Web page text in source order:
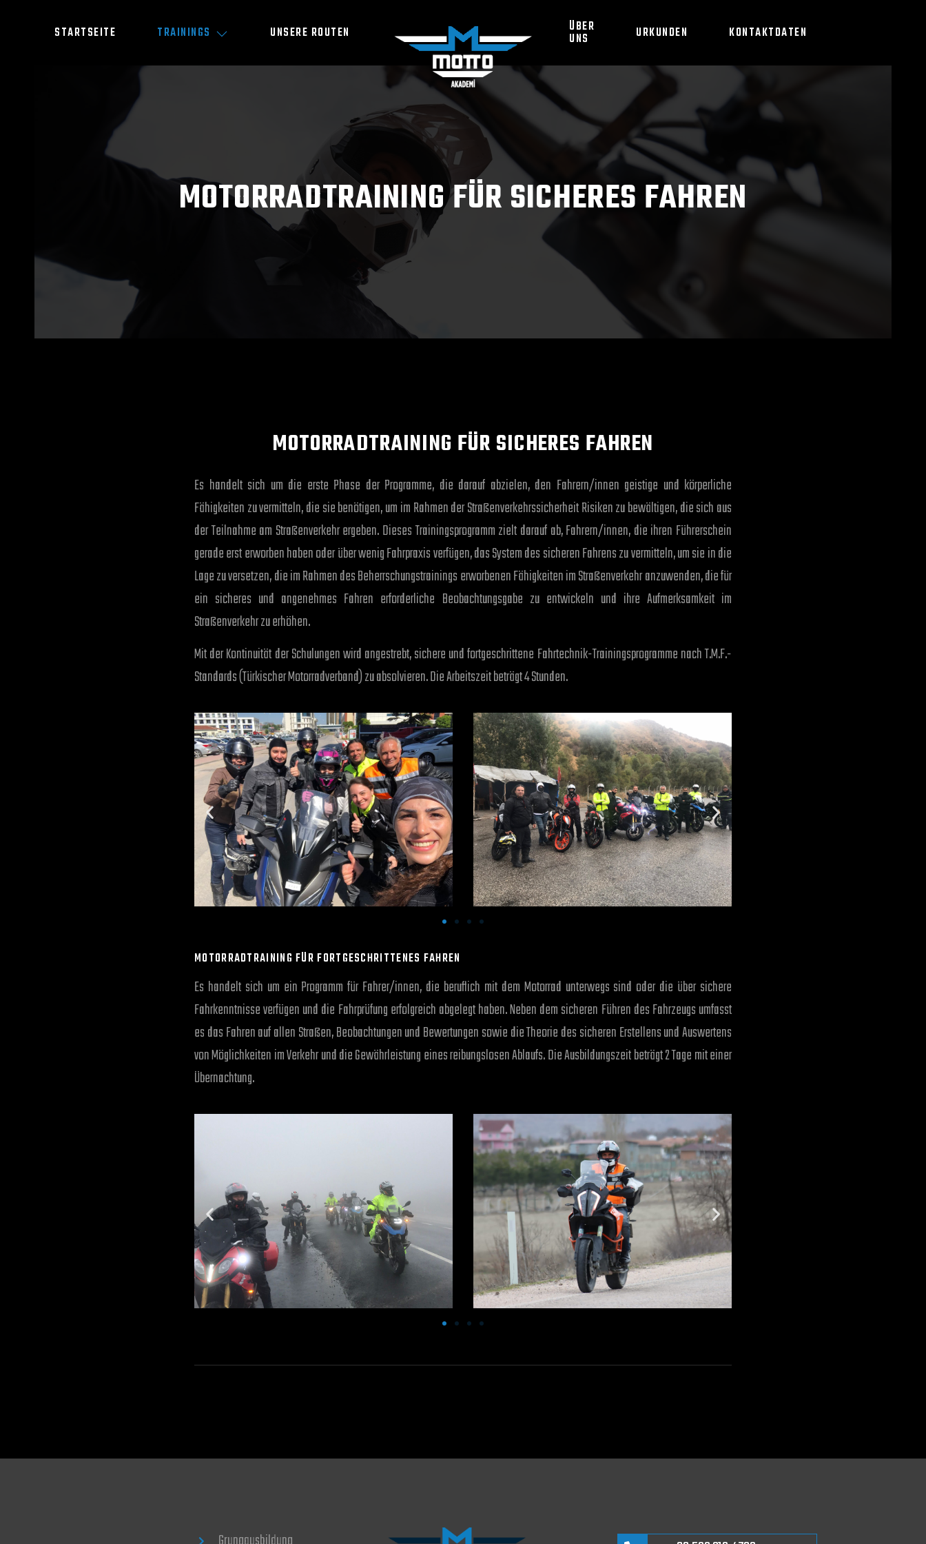
STARTSEITE TRAININGS UNSERE ROUTEN ÜBER
UNS URKUNDEN KONTAKTDATEN
MOTORRADTRAINING FÜR SICHERES FAHREN
MOTORRADTRAINING FÜR SICHERES FAHREN
Es handelt sich um die erste Phase der Programme, die darauf abzielen, den Fahrern/innen geistige und körperliche
Fähigkeiten zu vermitteln, die sie benötigen, um im Rahmen der Straßenverkehrssicherheit Risiken zu bewältigen, die sich aus
der Teilnahme am Straßenverkehr ergeben. Dieses Trainingsprogramm zielt darauf ab, Fahrern/innen, die ihren Führerschein
gerade erst erworben haben oder über wenig Fahrpraxis verfügen, das System des sicheren Fahrens zu vermitteln, um sie in die
Lage zu versetzen, die im Rahmen des Beherrschungstrainings erworbenen Fähigkeiten im Straßenverkehr anzuwenden, die für
ein sicheres und angenehmes Fahren erforderliche Beobachtungsgabe zu entwickeln und ihre Aufmerksamkeit im
Straßenverkehr zu erhöhen.
Mit der Kontinuität der Schulungen wird angestrebt, sichere und fortgeschrittene Fahrtechnik-Trainingsprogramme nach T.M.F.-
Standards (Türkischer Motorradverband) zu absolvieren. Die Arbeitszeit beträgt 4 Stunden.
MOTORRADTRAINING FÜR FORTGESCHRITTENES FAHREN
Es handelt sich um ein Programm für Fahrer/innen, die beruflich mit dem Motorrad unterwegs sind oder die über sichere
Fahrkenntnisse verfügen und die Fahrprüfung erfolgreich abgelegt haben. Neben dem sicheren Führen des Fahrzeugs umfasst
es das Fahren auf allen Straßen, Beobachtungen und Bewertungen sowie die Theorie des sicheren Erstellens und Auswertens
von Möglichkeiten im Verkehr und die Gewährleistung eines reibungslosen Ablaufs. Die Ausbildungszeit beträgt 2 Tage mit einer
Übernachtung.